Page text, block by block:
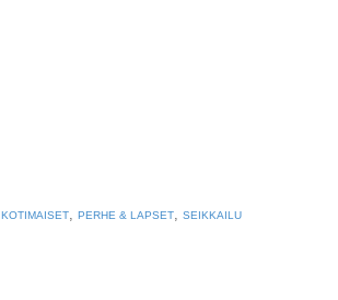
KOTIMAISET, PERHE & LAPSET, SEIKKAILU